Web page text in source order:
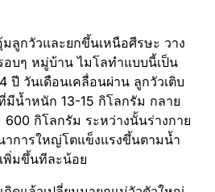
ลูกวัวและยกขึ้นเหนือศีรษะ วาง
อบๆ หมู่บ้าน ไมโลทำแบบนี้เป็น
ปี วันเดือนเคลื่อนผ่าน ลูกวัวเติบ
มีน้ำหนัก 13-15 กิโลกรัม กลาย
กิโลกรัม ระหว่างนั้นร่างกาย
การใหญ่โตแข็งแรงขึ้นตามน้ำ
พิ่มขึ้นทีละน้อย